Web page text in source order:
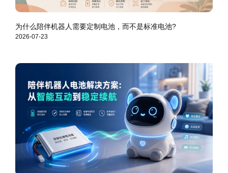
为什么陪伴机器人需要定制电池，而不是标准电池?
2026-07-23